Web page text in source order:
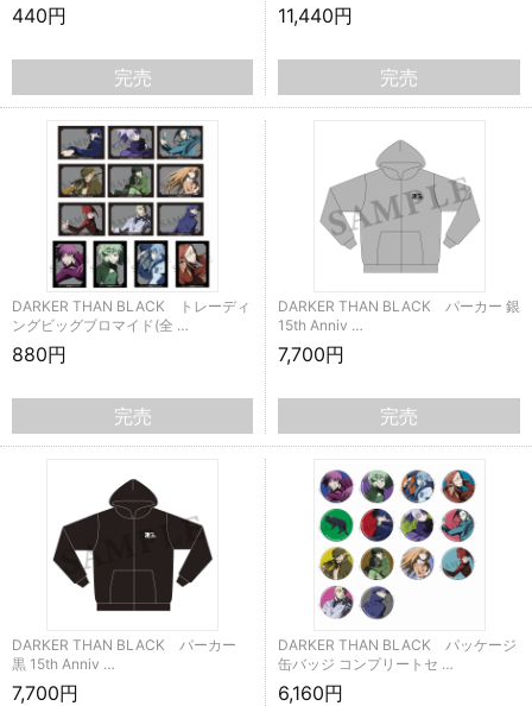
440円
完売
11,440円
完売
DARKER THAN BLACK トレーディ
ングビッグブロマイド(全 …
880円
完売
DARKER THAN BLACK パーカー 銀
15th Anniv …
7,700円
完売
DARKER THAN BLACK パーカー
黒 15th Anniv …
7,700円
DARKER THAN BLACK パッケージ
缶バッジ コンプリートセ …
6,160円